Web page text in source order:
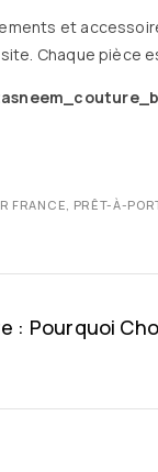
et
Chaque pièce
FRANCE PRÊT-À-
: Pourquoi